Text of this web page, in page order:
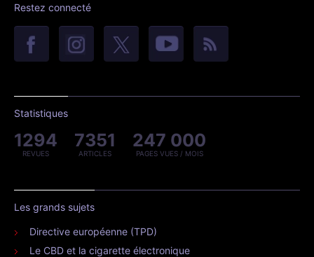
Restez connecté
Statistiques
1294
REVUES
7351
ARTICLES
247 000
PAGES VUES / MOIS
Les grands sujets
Directive européenne (TPD)
Le CBD et la cigarette électronique